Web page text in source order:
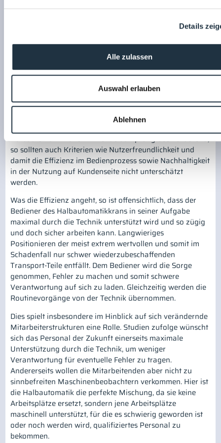
Details
Alle zulassen
Auswahl erlauben
Ablehnen
sichergestellt und der gewünschte Zielpunkt nicht
kostbaren Last oder am Zielobjekt entstehen können. Bei
der Positionierung von Objekten ohne Pendeldämpfung
gibt es dafür jedoch keine Garantie. Zudem erhöht sich
Mehr Effizienz im Bedienprozess
Halbautomatikkrans mit Pendeldämpfung beeindruckend,
so sollten auch Kriterien wie Nutzerfreundlichkeit und
damit die Effizienz im Bedienprozess sowie Nachhaltigkeit
in der Nutzung auf Kundenseite nicht unterschätzt
werden.
Was die Effizienz angeht, so ist offensichtlich, dass der
Bediener des Halbautomatikkrans in seiner Aufgabe
maximal durch die Technik unterstützt wird und so zügig
und doch sicher arbeiten kann. Langwieriges
Positionieren der meist extrem wertvollen und somit im
Schadenfall nur schwer wiederzubeschaffenden
Transport-Teile entfällt. Dem Bediener wird die Sorge
genommen, Fehler zu machen und somit schwere
Verantwortung auf sich zu laden. Gleichzeitig werden die
Routinevorgänge von der Technik übernommen.
Dies spielt insbesondere im Hinblick auf sich verändernde
Mitarbeiterstrukturen eine Rolle. Studien zufolge wünscht
sich das Personal der Zukunft einerseits maximale
Unterstützung durch die Technik, um weniger
Verantwortung für eventuelle Fehler zu tragen.
Andererseits wollen die Mitarbeitenden aber nicht zu
sinnbefreiten Maschinenbeobachtern verkommen. Hier ist
die Halbautomatik die perfekte Mischung, da sie keine
Arbeitsplätze ersetzt, sondern jene Arbeitsplätze
maschinell unterstützt, für die es schwierig geworden ist
oder noch werden wird, qualifiziertes Personal zu
bekommen.